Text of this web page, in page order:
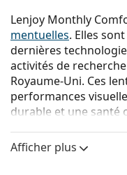
Lenjoy Monthly
mentuelles. Elles
dernières
activités de
Royaume-Uni. Ces
performances
durable et une santé
surface
rayons UV et leur
Afficher plus